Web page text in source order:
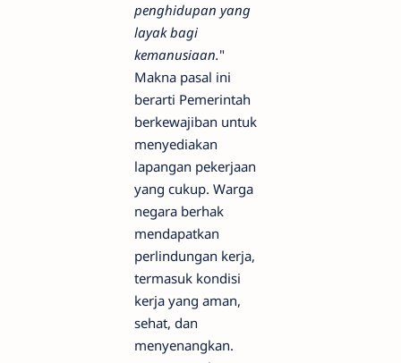
penghidupan yang
layak bagi
kemanusiaan."
Makna pasal ini
berarti Pemerintah
berkewajiban untuk
menyediakan
lapangan pekerjaan
yang cukup. Warga
negara berhak
mendapatkan
perlindungan kerja,
termasuk kondisi
kerja yang aman,
sehat, dan
menyenangkan.